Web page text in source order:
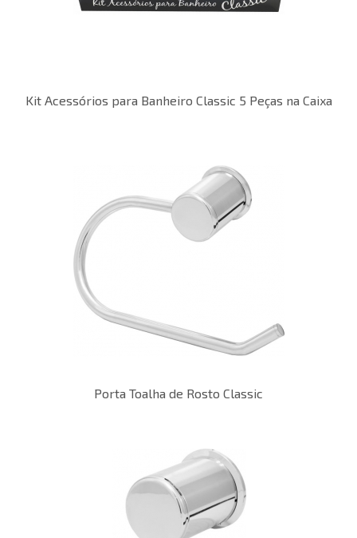
Kit Acessórios para Banheiro Classic 5 Peças na Caixa
Porta Toalha de Rosto Classic